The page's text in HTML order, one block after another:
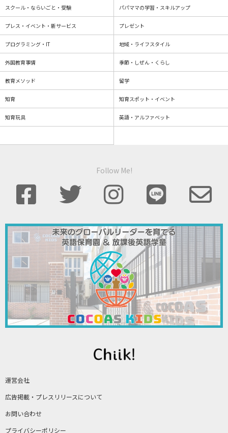
運営会社
広告掲載・プレスリリースについて
お問い合わせ
プライバシーポリシー
スクール・ならいごと・受験 パパママの学習・スキルアップ
プレス・イベント・新サービス プレゼント
プログラミング・IT 地域・ライフスタイル
外国教育事情 季節・しぜん・くらし
教育メソッド 留学
知育 知育スポット・イベント
知育玩具 英語・アルファベット
Follow Me!